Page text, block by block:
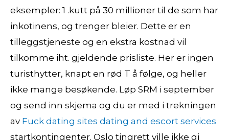
eksempler: 1 .kutt på 30 millioner til de som har
inkotinens, og trenger bleier. Dette er en
tilleggstjeneste og en ekstra kostnad vil
tilkomme iht. gjeldende prisliste. Her er ingen
turisthytter, knapt en rød T å følge, og heller
ikke mange besøkende. Løp SRM i september
og send inn skjema og du er med i trekningen
av Fuck dating sites dating and escort services
startkontingenter. Oslo tingrett ville ikke gi